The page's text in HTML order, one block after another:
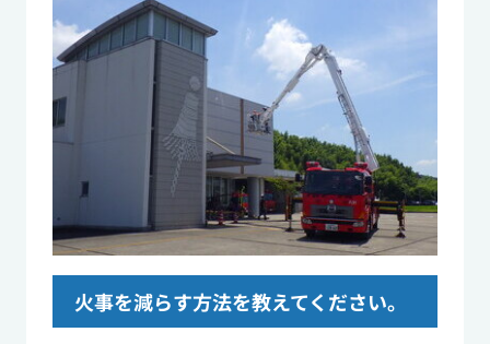
火事を減らす方法を教えてください。